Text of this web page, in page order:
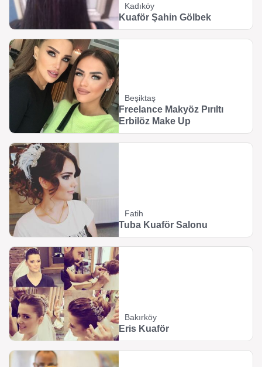
Kadıköy
Kuaför Şahin Gölbek
Beşiktaş
Freelance Makyöz Pırıltı
Erbilöz Make Up
Fatih
Tuba Kuaför Salonu
Bakırköy
Eris Kuaför